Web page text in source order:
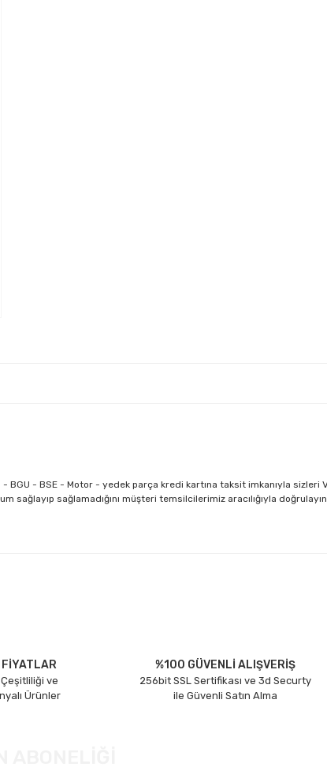
BGU - BSE - Motor - yedek parça kredi kartına taksit imkanıyla sizleri
sağlamadığını müşteri temsilcilerimiz aracılığıyla
ve
Ürünler
%100 GÜVENLİ ALIŞVERİŞ
256bit SSL Sertifikası ve 3d Securty
ile Güvenli Satın Alma